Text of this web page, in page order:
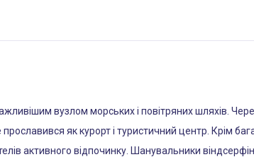
вузлом морських і повітряних шляхів.
як курорт і туристичний центр. Крім
активного відпочинку. Шанувальники